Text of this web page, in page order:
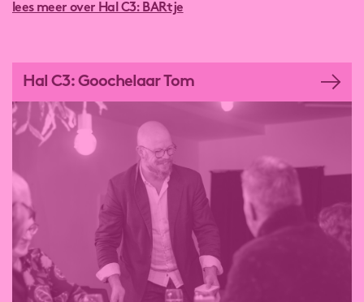
lees meer over Hal C3: BARtje
Hal C3: Goochelaar Tom